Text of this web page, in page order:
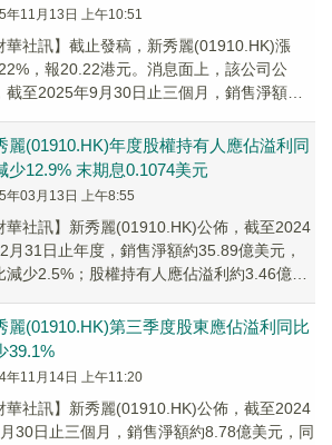
年11月13日 上午10:51
華社訊】截止發稿，新秀麗(01910.HK)漲
，報20.22港元。消息面上，該公司公
截至2025年9月30日止三個月，銷售淨額為
麗(01910.HK)年度股權持有人應佔溢利同
少12.9% 末期息0.1074美元
年03月13日 上午8:55
華社訊】新秀麗(01910.HK)公佈，截至2024
月31日止年度，銷售淨額約35.89億美元，
減少2.5%；股權持有人應佔溢利約3.46億美
麗(01910.HK)第三季度股東應佔溢利同比
39.1%
年11月14日 上午11:20
華社訊】新秀麗(01910.HK)公佈，截至2024
30日止三個月，銷售淨額約8.78億美元，同